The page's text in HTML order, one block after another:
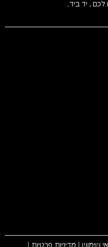
, יד ביד.
שימוש מדיניות פרטיות